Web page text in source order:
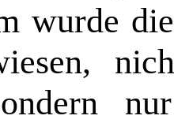
wurde